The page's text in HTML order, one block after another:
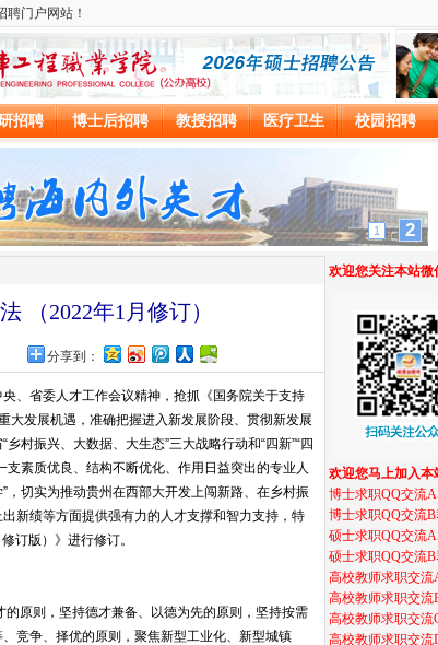
（2022年1月修订）
分享到：
、省委人才工作会议精神，抢抓《国务院关于支持
大发展机遇，准确把握进入新发展阶段、贯彻新发展
村振兴、大数据、大生态”三大战略行动和“四新”“四
支素质优良、结构不断优化、作用日益突出的专业人
，切实为推动贵州在西部大开发上闯新路、在乡村振
新绩等方面提供强有力的人才支撑和智力支持，特
订版）》进行修订。
原则，坚持德才兼备、以德为先的原则，坚持按需
竞争、择优的原则，聚焦新型工业化、新型城镇